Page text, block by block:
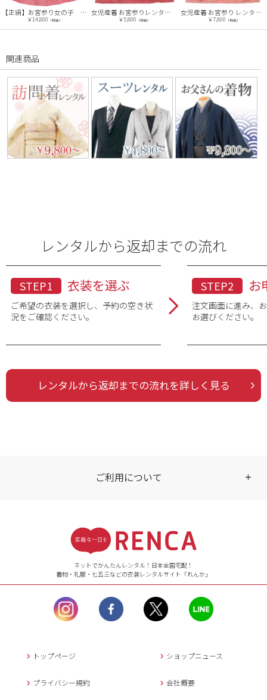
【正絹】お宮参り女の子 産着レンタル1020 赤 /本絞りと刺繍の技
￥14,800 （税込）
女児産着 お宮参りレンタル1036 赤地 手毬 疋田柄 菊 松
￥5,800 （税込）
女児産着 お宮参り レンタル 1618 ピンク裾赤疋田柄花
￥7,800 （税込）
関連商品
レンタルから返却までの流れ
STEP1 衣装を選ぶ
ご希望の衣装を選択し、予約の空き状
況をご確認ください。
STEP2 お
注文画面に進み、
お選びください。
レンタルから返却までの流れを詳しく見る
ご利用について
【ご注文（インターネット）】
24時間年中無休
【お問い合わせ窓口（メー
ル）】10:00~17:00
土曜日、日曜日、臨
時休業日を除く。
営業時間外にいただ
返信させていただきま
年末年始、大型連休
ネットでかんたんレンタル！日本全国宅配！
着物・礼服・七五三などの衣装レンタルサイト「れんか」
トップページ ショップニュース
プライバシー規約 会社概要